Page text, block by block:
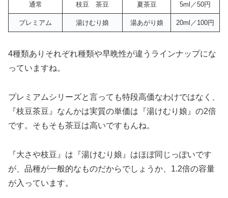
通常 枝豆 茶豆 夏茶豆 5ml／50円
プレミアム 湯けむり娘 湯あがり娘 20ml／100円
4種類ありそれぞれ種類や早晩性が違うラインナップにな
っていますね。
プレミアムシリーズと言っても特段高価なわけではなく、
『枝豆茶豆』なんかは実質の単価は『湯けむり娘』の2倍
です。そもそも茶豆は高いですもんね。
『大さや枝豆』は『湯けむり娘』はほぼ同じっぽいです
が、品種が一般的なものだからでしょうか、1.2倍の容量
が入っています。